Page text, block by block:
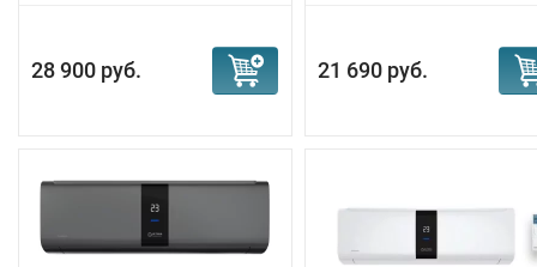
28 900 руб. 21 690 руб.